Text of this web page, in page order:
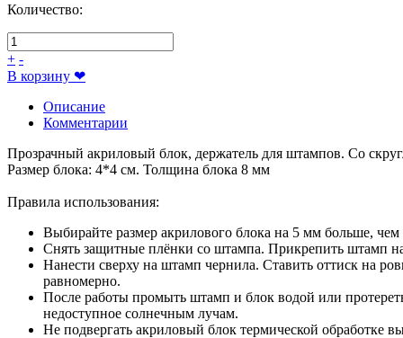
Количество:
+ -
В корзину ❤
Описание
Комментарии
Прозрачный акриловый блок, держатель для штампов. Со
Размер блока: 4*4 см. Толщина блока 8 мм
Правила использования:
Выбирайте размер акрилового блока на 5 мм больше,
Снять защитные плёнки со штампа. Прикрепить штамп
Нанести сверху на штамп чернила. Ставить оттиск на
равномерно.
После работы промыть штамп и блок водой или
недоступное солнечным лучам.
Не подвергать акриловый блок термической обработке